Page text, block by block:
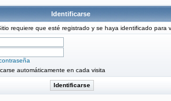
Identificarse
requiere que esté registrado y se haya identificado para
automáticamente en cada visita